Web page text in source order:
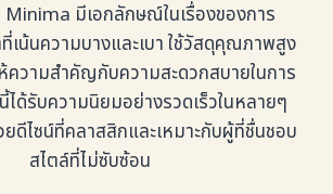
มีเอกลักษณ์ในเรื่องของการ
น้นความบางและเบา ใช้วัสดุคุณภาพสูง
ความสำคัญกับความสะดวกสบายในการ
ได้รับความนิยมอย่างรวดเร็วในหลายๆ
ยดีไซน์ที่คลาสสิกและเหมาะกับผู้ที่ชื่นชอบ
สไตล์ที่ไม่ซับซ้อน